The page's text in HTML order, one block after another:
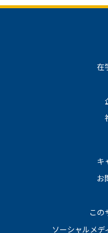
在
キ
お
この
ソーシャルメデ